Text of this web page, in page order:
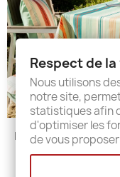
Nappe Plastifié St
34,00 €0,00 €
Respect de
Nous utilisons
notre site,
statistiques afin
d'optimiser les
de vous